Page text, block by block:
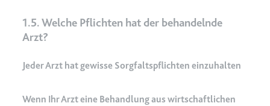
1.5. Welche Pflichten hat der behandelnde
Arzt?
Jeder Arzt hat gewisse Sorgfaltspflichten einzuhalten
Wenn Ihr Arzt eine Behandlung aus wirtschaftlichen